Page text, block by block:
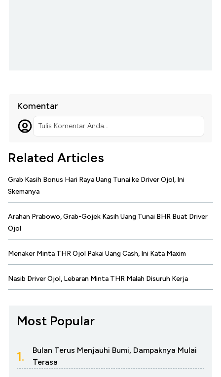
Komentar
Tulis Komentar Anda...
Related Articles
Grab Kasih Bonus Hari Raya Uang Tunai ke Driver Ojol, Ini
Skemanya
Arahan Prabowo, Grab-Gojek Kasih Uang Tunai BHR Buat Driver
Ojol
Menaker Minta THR Ojol Pakai Uang Cash, Ini Kata Maxim
Nasib Driver Ojol, Lebaran Minta THR Malah Disuruh Kerja
Most Popular
1.
Bulan Terus Menjauhi Bumi, Dampaknya Mulai
Terasa